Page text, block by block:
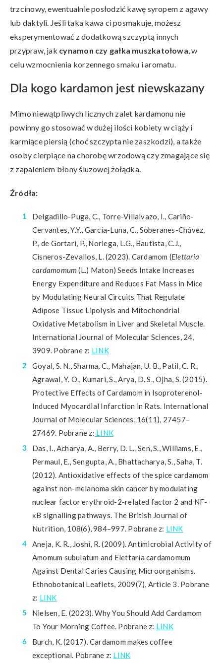
trzcinowy, ewentualnie posłodzić kawę syropem z agawy
lub daktyli. Jeśli taka kawa ci posmakuje, możesz
eksperymentować z dodatkową szczyptą innych
przypraw, jak cynamon czy gałka muszkatołowa , w
celu wzmocnienia korzennego smaku i aromatu.
Dla kogo kardamon jest niewskazany
Mimo niewątpliwych licznych zalet kardamonu nie
powinny go stosować w dużej ilości kobiety w ciąży i
karmiące piersią (choć szczypta nie zaszkodzi), a także
osoby cierpiące na chorobę wrzodową czy zmagające się
z zapaleniem błony śluzowej żołądka.
Źródła:
Delgadillo-Puga, C., Torre-Villalvazo, I., Cariño-
Cervantes, Y.Y., García-Luna, C., Soberanes-Chávez,
P., de Gortari, P., Noriega, L.G., Bautista, C.J.,
Cisneros-Zevallos, L. (2023). Cardamom (Elettaria
cardamomum (L.) Maton) Seeds Intake Increases
Energy Expenditure and Reduces Fat Mass in Mice
by Modulating Neural Circuits That Regulate
Adipose Tissue Lipolysis and Mitochondrial
Oxidative Metabolism in Liver and Skeletal Muscle.
International Journal of Molecular Sciences, 24,
3909. Pobrane z: LINK
Goyal, S. N., Sharma, C., Mahajan, U. B., Patil, C. R.,
Agrawal, Y. O., Kumari, S., Arya, D. S., Ojha, S. (2015).
Protective Effects of Cardamom in Isoproterenol-
Induced Myocardial Infarction in Rats. International
Journal of Molecular Sciences, 16(11), 27457–
27469. Pobrane z: LINK
Das, I., Acharya, A., Berry, D. L., Sen, S., Williams, E.,
Permaul, E., Sengupta, A., Bhattacharya, S., Saha, T.
(2012). Antioxidative effects of the spice cardamom
against non-melanoma skin cancer by modulating
nuclear factor erythroid-2-related factor 2 and NF-
κB signalling pathways. The British Journal of
Nutrition, 108(6), 984–997. Pobrane z: LINK
Aneja, K. R., Joshi, R. (2009). Antimicrobial Activity of
Amomum subulatum and Elettaria cardamomum
Against Dental Caries Causing Microorganisms.
Ethnobotanical Leaflets, 2009(7), Article 3. Pobrane
z: LINK
Nielsen, E. (2023). Why You Should Add Cardamom
To Your Morning Coffee. Pobrane z: LINK
Burch, K. (2017). Cardamom makes coffee
exceptional. Pobrane z: LINK